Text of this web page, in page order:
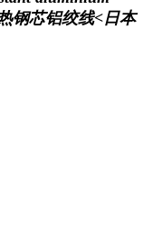
钢芯铝绞线<日本